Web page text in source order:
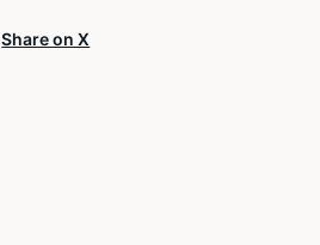
Share on X